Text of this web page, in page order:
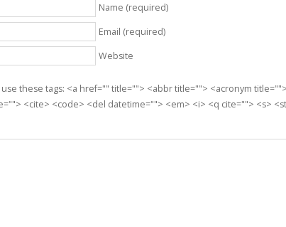
Name (required)
Email (required)
Website
use these tags: <a href="" title=""> <abbr title=""> <acronym
<cite> <code> <del datetime=""> <em> <i> <q cite=""> <s>